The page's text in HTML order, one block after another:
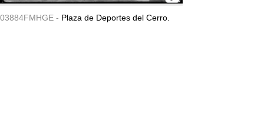
03884FMHGE - Plaza de Deportes del Cerro.